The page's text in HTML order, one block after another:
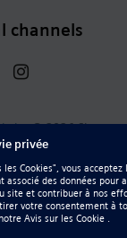
channels
© 2026 Siemens
Information
Terms of Use